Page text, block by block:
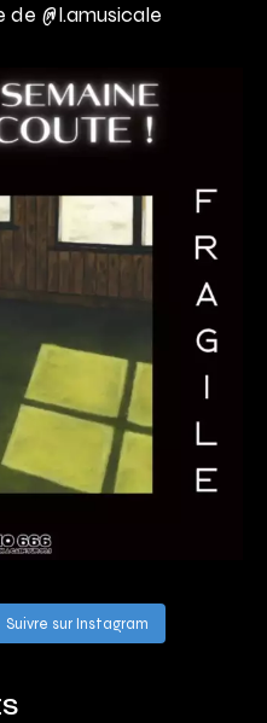
@l.amusicale
Suivre sur Instagram